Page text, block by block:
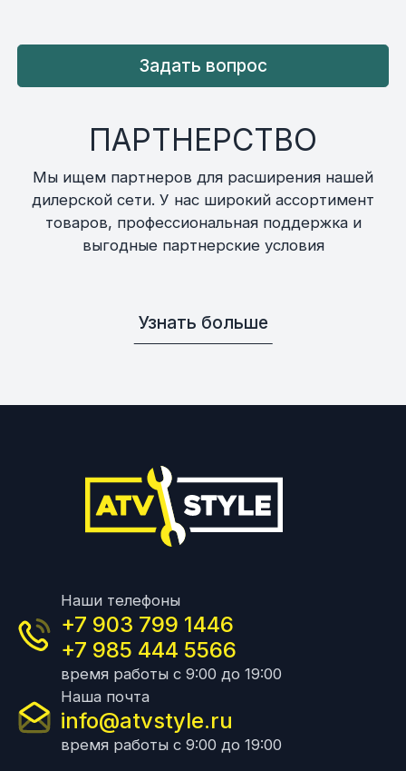
Задать вопрос
ПАРТНЕРСТВО
Мы ищем партнеров для расширения нашей
дилерской сети. У нас широкий ассортимент
товаров, профессиональная поддержка и
выгодные партнерские условия
Узнать больше
Наши телефоны
+7 903 799 1446
+7 985 444 5566
время работы с 9:00 до 19:00
Наша почта
info@atvstyle.ru
время работы с 9:00 до 19:00